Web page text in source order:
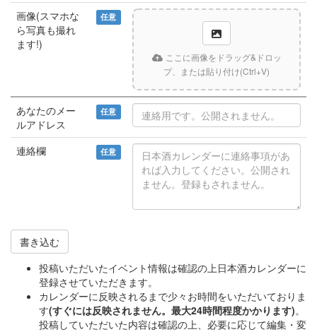
画像(スマホな
ら写真も撮れ
ます!)
任意
ここに画像をドラッグ&ドロッ
プ、または貼り付け(Ctrl+V)
あなたのメー
ルアドレス
任意
連絡欄 任意
書き込む
投稿いただいたイベント情報は確認の上日本酒カレンダーに
登録させていただきます。
カレンダーに反映されるまで少々お時間をいただいておりま
す(すぐには反映されません。最大24時間程度かかります)。
投稿していただいた内容は確認の上、必要に応じて編集・変